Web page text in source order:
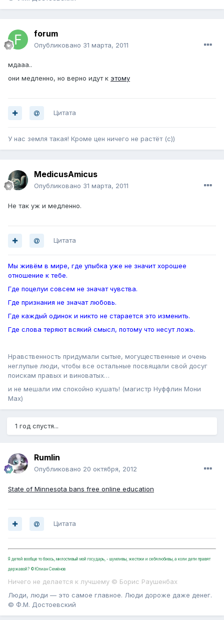
forum
Опубликовано 31 марта, 2011
мдааа..
они медленно, но верно идут к этому
Цитата
У нас земля такая! Кроме цен ничего не растёт (с))
MedicusAmicus
Опубликовано 31 марта, 2011
Не так уж и медленно.
Цитата
Мы живём в мире, где улыбка уже не значит хорошее
отношение к тебе.
Где поцелуи совсем не значат чувства.
Где признания не значат любовь.
Где каждый одинок и никто не старается это изменить.
Где слова теряют всякий смысл, потому что несут ложь.
Нравственность придумали сытые, могущественные и очень
неглупые люди, чтобы все остальные посвящали свой досуг
поискам правых и виноватых…
и не мешали им спокойно кушать! (магистр Нуффлин Мони
Мах)
1 год спустя...
Rumlin
Опубликовано 20 октября, 2012
State of Minnesota bans free online education
Цитата
Я детей вообще то боюсь, милостивый мой государь, - шумливы, жестоки и себялюбивы, а коли дети правят
державой? ©Юлиан Семёнов
Ничего не делается к лучшему © Борис Раушенбах
Люди, люди — это самое главное. Люди дороже даже денег.
© Ф.М. Достоевский